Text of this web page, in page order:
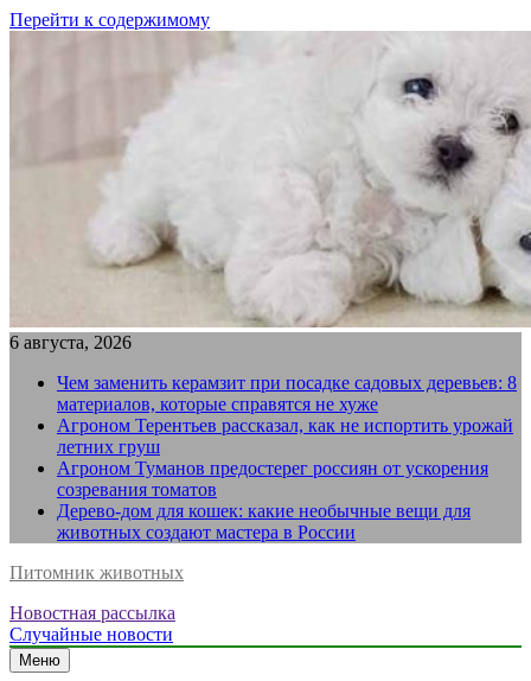
Перейти к содержимому
6 августа, 2026
Чем заменить керамзит при посадке садовых деревьев: 8
материалов, которые справятся не хуже
Агроном Терентьев рассказал, как не испортить урожай
летних груш
Агроном Туманов предостерег россиян от ускорения
созревания томатов
Дерево-дом для кошек: какие необычные вещи для
животных создают мастера в России
Питомник животных
Новостная рассылка
Случайные новости
Меню